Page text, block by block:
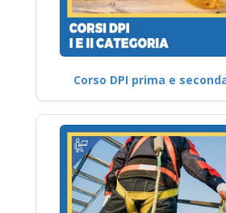
Corso DPI prima e